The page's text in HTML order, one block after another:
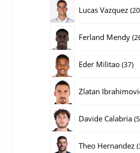
Lucas Vazquez 20
Ferland Mendy
Eder Militao 3737
Zlatan
Davide Calabria 5
Theo Hernandez